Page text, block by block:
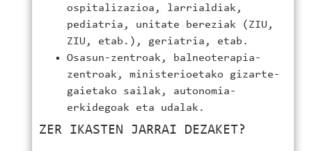
ospitalizazioa, larrialdiak,
pediatria, unitate bereziak (ZIU,
ZIU, etab.), geriatria, etab.
Osasun-zentroak, balneoterapia-
zentroak, ministerioetako gizarte-
gaietako sailak, autonomia-
erkidegoak eta udalak.
ZER IKASTEN JARRAI DEZAKET?